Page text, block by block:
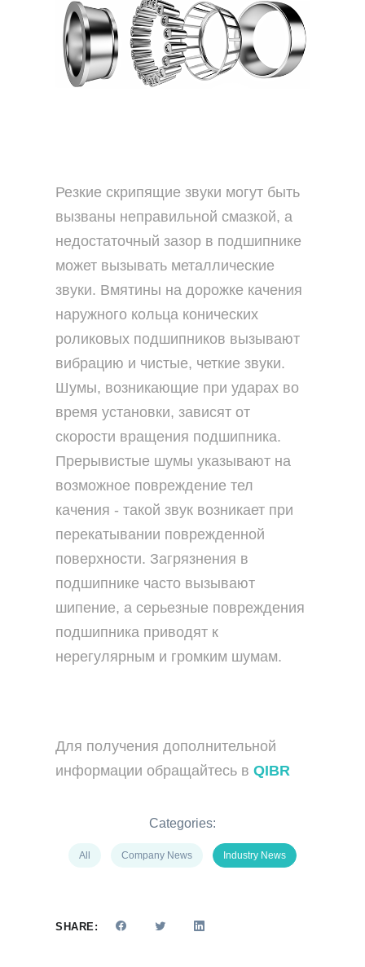
Резкие скрипящие звуки могут быть
вызваны неправильной смазкой, а
недостаточный зазор в подшипнике
может вызывать металлические
звуки. Вмятины на дорожке качения
наружного кольца конических
роликовых подшипников вызывают
вибрацию и чистые, четкие звуки.
Шумы, возникающие при ударах во
время установки, зависят от
скорости вращения подшипника.
Прерывистые шумы указывают на
возможное повреждение тел
качения - такой звук возникает при
перекатывании поврежденной
поверхности. Загрязнения в
подшипнике часто вызывают
шипение, а серьезные повреждения
подшипника приводят к
нерегулярным и громким шумам.
Для получения дополнительной
информации обращайтесь в QIBR
Categories:
All Company News Industry News
SHARE: